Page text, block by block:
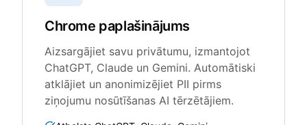
Chrome paplašinājums
Aizsargājiet savu privātumu, izmantojot
ChatGPT, Claude un Gemini. Automātiski
atklājiet un anonimizējiet PII pirms
ziņojumu nosūtīšanas AI tērzētājiem.